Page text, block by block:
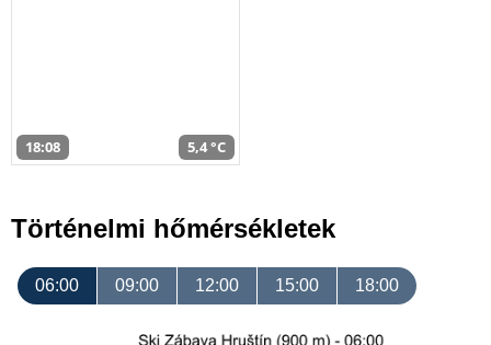
18:08 5,4 °C
Történelmi hőmérsékletek
06:00 09:00 12:00 15:00 18:00